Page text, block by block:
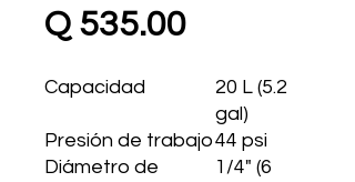
Q 535.00Precio
Capacidad
20 L (5.2
gal)
Presión de trabajo44 psi
Diámetro de
1/4" (6